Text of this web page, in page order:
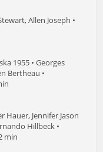
Allen Joseph •
1955 • Georges
Bertheau •
Hauer, Jennifer Jason
Hillbeck •
min